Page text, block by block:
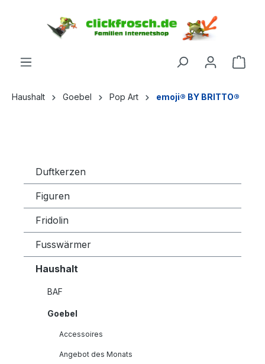
Haushalt Goebel Pop Art emoji® BY BRITTO®
Duftkerzen
Figuren
Fridolin
Fusswärmer
Haushalt
BAF
Goebel
Accessoires
Angebot des Monats